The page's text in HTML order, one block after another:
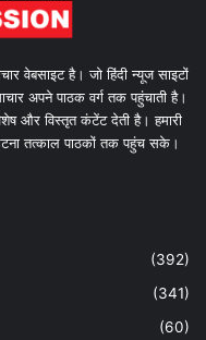
वेबसाइट है। जो हिंदी न्यूज साइटों
अपने पाठक वर्ग तक पहुंचाती है।
और विस्तृत कंटेंट देती है। हमारी
तत्काल पाठकों तक पहुंच सके।
(392)
(341)
(60)